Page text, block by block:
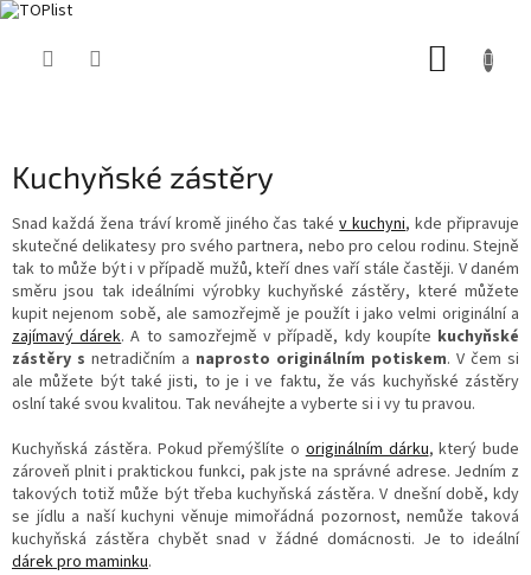
Kuchyňské zástěry
Snad každá žena tráví kromě jiného čas takév kuchyni, kde připravuje
skutečné delikatesy pro svého partnera, nebo pro celou rodinu. Stejně
tak to může být i v případě mužů, kteří dnes vaří stále častěji. V daném
směru jsou tak ideálními výrobky kuchyňské zástěry, které můžete
kupit nejenom sobě, ale samozřejmě je použít i jako velmi originální a
zajímavý dárek. A to samozřejmě v případě, kdy koupíte kuchyňské
zástěry s netradičním a naprosto originálním potiskem. V čem si
ale můžete být také jisti, to je i ve faktu, že vás kuchyňské zástěry
oslní také svou kvalitou. Tak neváhejte a vyberte si i vy tu pravou.
Kuchyňská zástěra. Pokud přemýšlíte o originálním dárku, který bude
zároveň plnit i praktickou funkci, pak jste na správné adrese. Jedním z
takových totiž může být třeba kuchyňská zástěra. V dnešní době, kdy
se jídlu a naší kuchyni věnuje mimořádná pozornost, nemůže taková
kuchyňská zástěra chybět snad v žádné domácnosti. Je to ideální
dárek pro maminku.